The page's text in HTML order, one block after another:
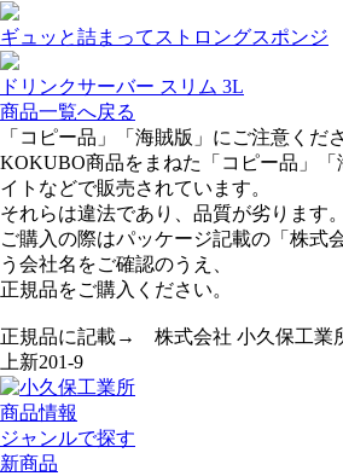
ギュッと詰まってストロングスポンジ
ドリンクサーバー スリム 3L
商品一覧へ戻る
「コピー品」「海賊版」にご注意くだ
KOKUBO商品をまねた「コピー品」「
イトなどで販売されています。
それらは違法であり、品質が劣ります。
ご購入の際はパッケージ記載の「株式
う会社名をご確認のうえ、
正規品をご購入ください。
正規品に記載→ 株式会社 小久保工業
上新201-9
商品情報
ジャンルで探す
新商品